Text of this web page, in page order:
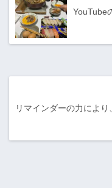
YouTube
リマインダーの力によ